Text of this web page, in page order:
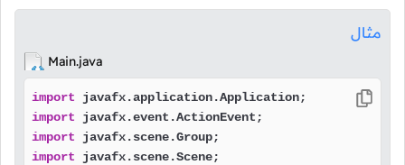
مثال
Main.java
import
import
import
import